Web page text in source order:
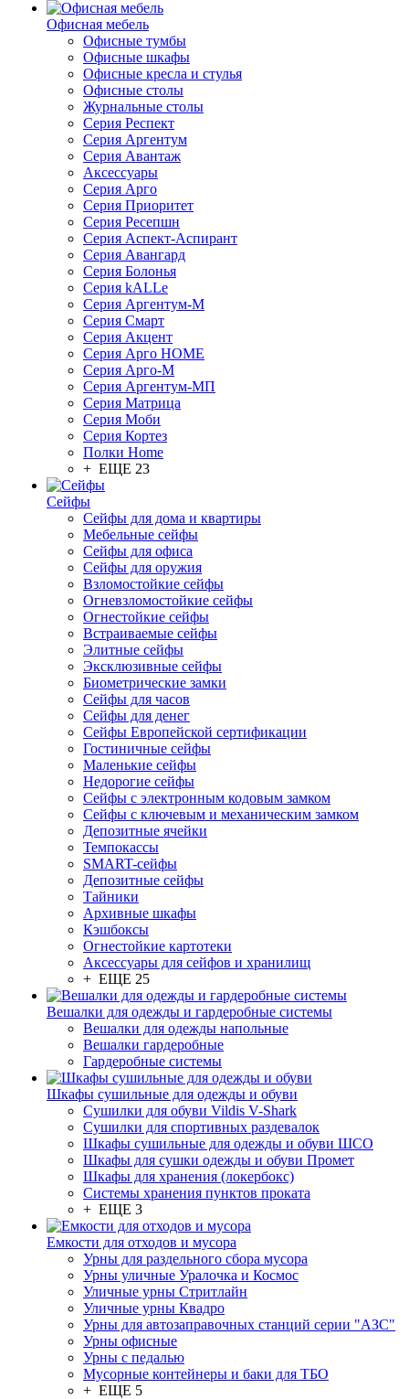
Офисная мебель
Офисные тумбы
Офисные шкафы
Офисные кресла и стулья
Офисные столы
Журнальные столы
Серия Респект
Серия Аргентум
Серия Авантаж
Аксессуары
Серия Арго
Серия Приоритет
Серия Ресепшн
Серия Аспект-Аспирант
Серия Авангард
Серия Болонья
Серия kALLe
Серия Аргентум-М
Серия Смарт
Серия Акцент
Серия Арго HOME
Серия Арго-М
Серия Аргентум-МП
Серия Матрица
Серия Моби
Серия Кортез
Полки Home
+ ЕЩЕ 23
Сейфы
Сейфы для дома и квартиры
Мебельные сейфы
Сейфы для офиса
Сейфы для оружия
Взломостойкие сейфы
Огневзломостойкие сейфы
Огнестойкие сейфы
Встраиваемые сейфы
Элитные сейфы
Эксклюзивные сейфы
Биометрические замки
Сейфы для часов
Сейфы для денег
Сейфы Европейской сертификации
Гостиничные сейфы
Маленькие сейфы
Недорогие сейфы
Сейфы с электронным кодовым замком
Сейфы с ключевым и механическим замком
Депозитные ячейки
Темпокассы
SMART-сейфы
Депозитные сейфы
Тайники
Архивные шкафы
Кэшбоксы
Огнестойкие картотеки
Аксессуары для сейфов и хранилищ
+ ЕЩЕ 25
Вешалки для одежды и гардеробные системы
Вешалки для одежды напольные
Вешалки гардеробные
Гардеробные системы
Шкафы сушильные для одежды и обуви
Сушилки для обуви Vildis V-Shark
Сушилки для спортивных раздевалок
Шкафы сушильные для одежды и обуви ШСО
Шкафы для сушки одежды и обуви Промет
Шкафы для хранения (локербокс)
Системы хранения пунктов проката
+ ЕЩЕ 3
Емкости для отходов и мусора
Урны для раздельного сбора мусора
Урны уличные Уралочка и Космос
Уличные урны Стритлайн
Уличные урны Квадро
Урны для автозаправочных станций серии "АЗС"
Урны офисные
Урны с педалью
Мусорные контейнеры и баки для ТБО
+ ЕЩЕ 5